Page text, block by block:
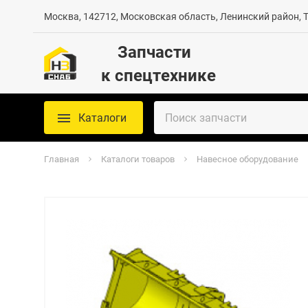
Москва, 142712, Московская область, Ленинский район,
Запчасти
к спецтехнике
Каталоги
Главная Каталоги товаров Навесное оборудование